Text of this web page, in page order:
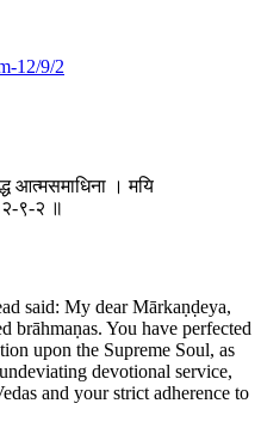
12/9/2
आत्मसमाधिना । मयि
९-२ ॥
said: My dear Mārkaṇḍeya,
brāhmaṇas. You have perfected
upon the Supreme Soul, as
devotional service,
and your strict adherence to